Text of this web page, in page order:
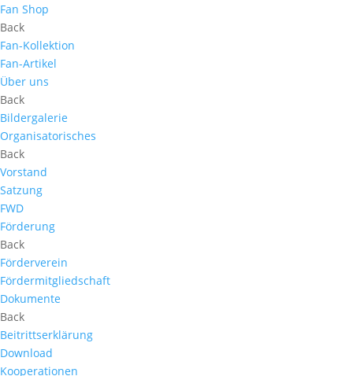
Fan Shop
Back
Fan-Kollektion
Fan-Artikel
Über uns
Back
Bildergalerie
Organisatorisches
Back
Vorstand
Satzung
FWD
Förderung
Back
Förderverein
Fördermitgliedschaft
Dokumente
Back
Beitrittserklärung
Download
Kooperationen